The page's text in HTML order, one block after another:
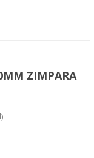
ZIMPARA